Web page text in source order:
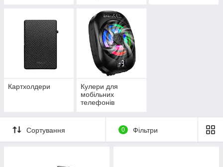
Картхолдери
Кулери для
мобільних
телефонів
Сортування 0 Фільтри